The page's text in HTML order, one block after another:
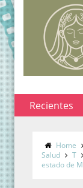
Recientes
contribuir a
Home
Salud
T
estado de